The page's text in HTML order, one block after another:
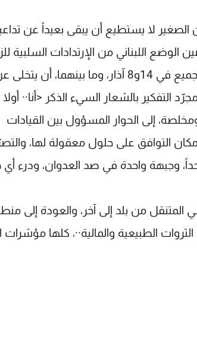
الصغير لا يستطيع أن يبقى بعيداً عن
اللبناني من الإرتدادات السلبية
السياسي الذي يجتاح المنطقة، يتطلب أولاً، وقبل كل شيء، من الجميع في 14و8 آذار، وما بينهما، أن
التفكير بالشعار السيء الذكر <أنا·· أولا
إلى الحوار المسؤول بين القيادات
التوافق على حلول معقولة لها،
وجبهة واحدة في صد العدوان، ودرء
المتنقل من بلد إلى آخر، والعودة إلى
الطبيعية والمالية··، كلها